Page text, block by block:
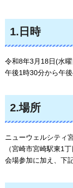
1.日時
令和8年3月18日(水曜
午後1時30分から午
2.場所
ニューウェルシティ
（宮崎市宮崎駅東1丁
会場参加に加え、下